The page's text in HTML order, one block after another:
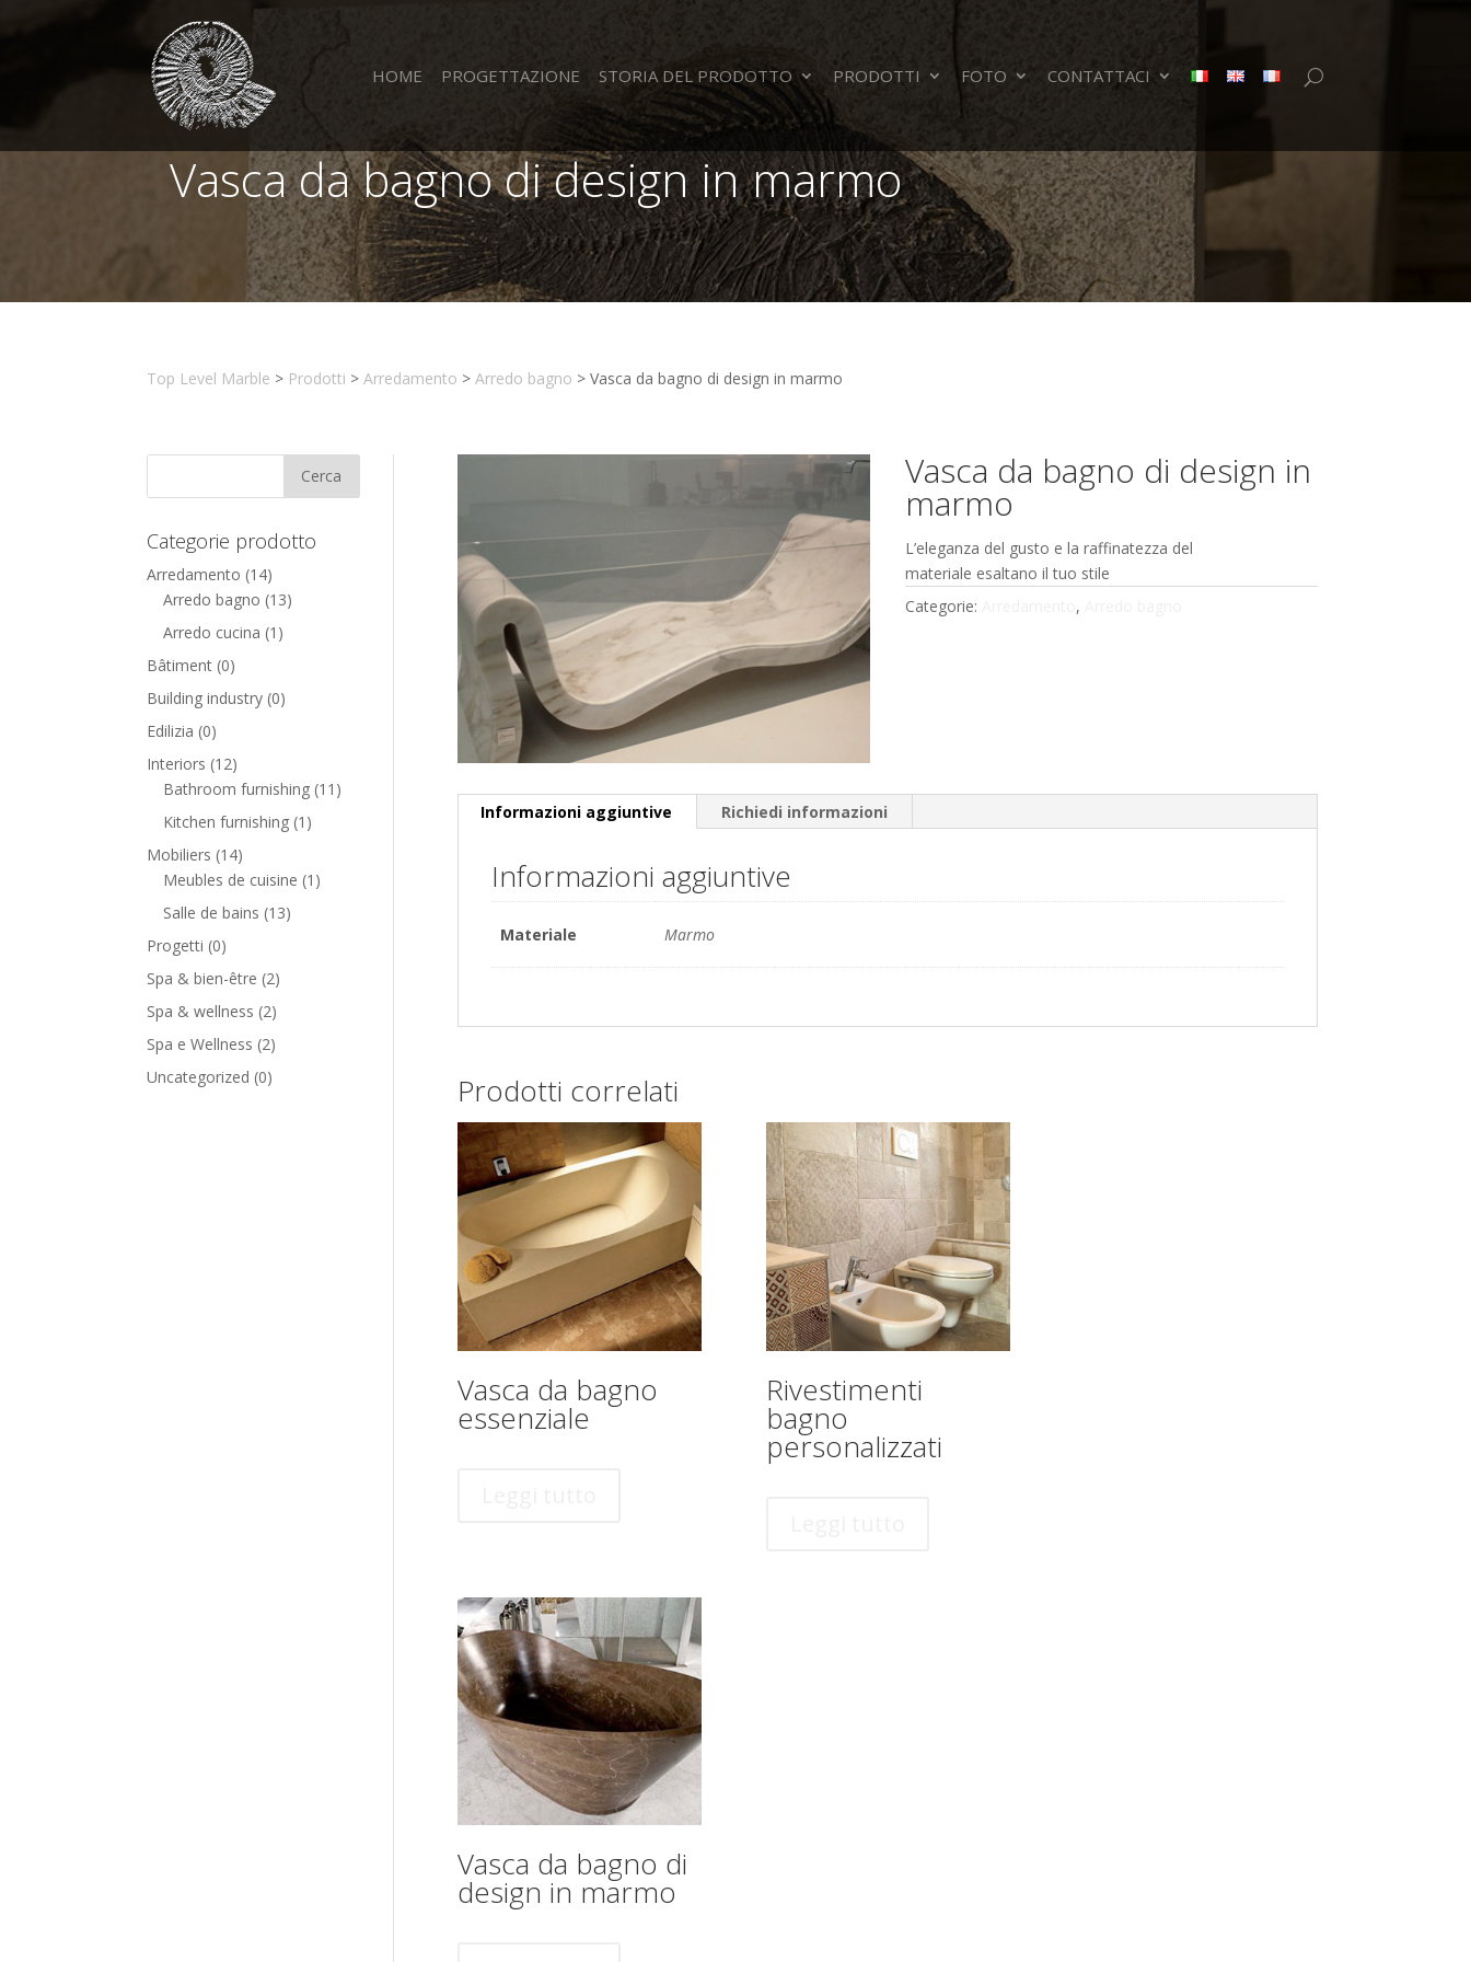
HOME PROGETTAZIONE STORIA DEL PRODOTTO PRODOTTI FOTO CONTATTACI
Vasca da bagno di design in marmo
Top Level Marble > Prodotti >Arredamento >Arredo bagno >Vasca da bagno di design in marmo
Categorie prodotto
Arredamento (14)
Arredo bagno (13)
Arredo cucina (1)
Bâtiment (0)
Building industry (0)
Edilizia (0)
Interiors (12)
Bathroom furnishing (11)
Kitchen furnishing (1)
Mobiliers (14)
Meubles de cuisine (1)
Salle de bains (13)
Progetti (0)
Spa & bien-être (2)
Spa & wellness (2)
Spa e Wellness (2)
Uncategorized (0)
Vasca da bagno di design in
marmo
L’eleganza del gusto e la raffinatezza del
materiale esaltano il tuo stile
Categorie:
,
Informazioni aggiuntive Richiedi informazioni
Informazioni aggiuntive
Materiale Marmo
Prodotti correlati
Vasca da bagno
essenziale
Rivestimenti
bagno
personalizzati
Vasca da bagno di
design in marmo